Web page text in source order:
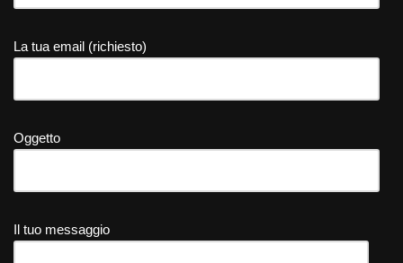
La tua email (richiesto)
Oggetto
Il tuo messaggio